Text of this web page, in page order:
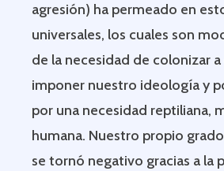
agresión) ha permeado en
universales, los cuales son
de la necesidad de colonizar
imponer nuestro ideología y
por una necesidad reptiliana,
humana. Nuestro propio
se tornó negativo gracias a la